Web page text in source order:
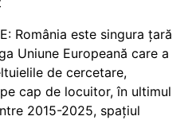
România este singura țară
Uniune Europeană care a
de cercetare,
cap de locuitor, în ultimul
2015-2025, spațiul